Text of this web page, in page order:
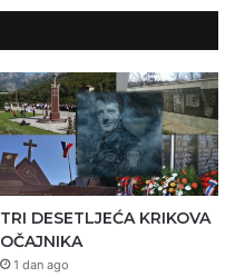
TRI DESETLJEĆA KRIKOVA
OČAJNIKA
1 dan ago